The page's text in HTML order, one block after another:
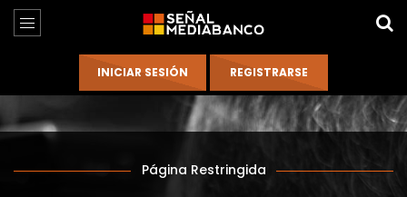
Página Restringida